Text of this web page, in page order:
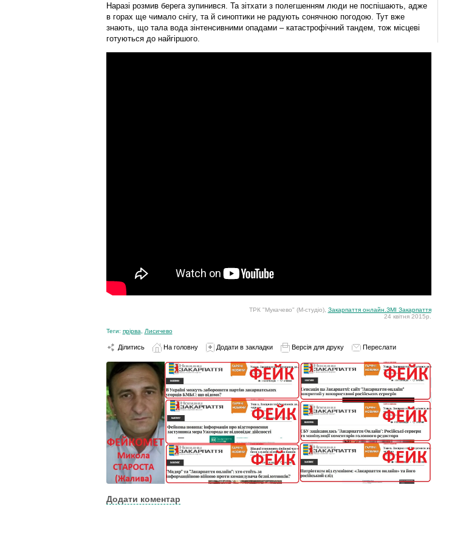
Наразі розмив берега зупинився. Та зітхати з полегшенням люди не поспішають, адже
в горах ще чимало снігу, та й синоптики не радують сонячною погодою. Тут вже
знають, що тала вода зінтенсивними опадами – катастрофічний тандем, тож місцеві
готуються до найгіршого.
ТРК "Мукачево" (М-студіо), Закарпаття онлайн.ЗМІ Закарпаття
24 квітня 2015р.
Теги: прірва Лисичево
Ділитись На головну Додати в закладки Версія для друку Переслати
Додати коментар